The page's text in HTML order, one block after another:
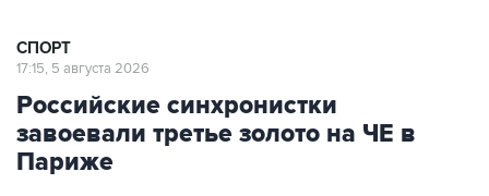
СПОРТ
17:15, 5 августа 2026
Российские синхронистки
завоевали третье золото на ЧЕ в
Париже